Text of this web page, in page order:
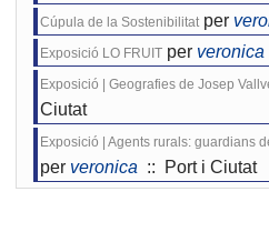
Cúpula de la Sostenibilitat per
Exposició LO FRUIT per veronica
Exposició | Geografies de Josep
Ciutat
Exposició | Agents rurals: guardians
per veronica :: Port i Ciutat